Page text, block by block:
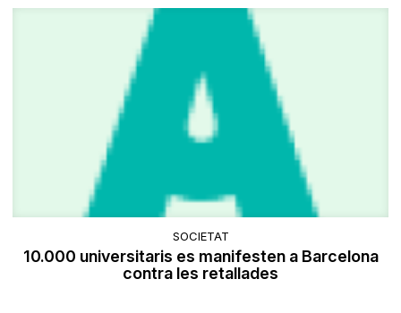
SOCIETAT
10.000 universitaris es manifesten a Barcelona
contra les retallades